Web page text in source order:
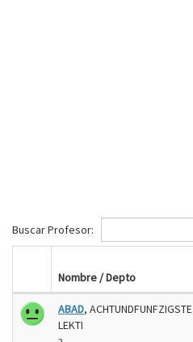
Buscar Profesor:
Nombre / Depto
ABAD, ACHTUNDFUNFZIGSTE
LEKTI